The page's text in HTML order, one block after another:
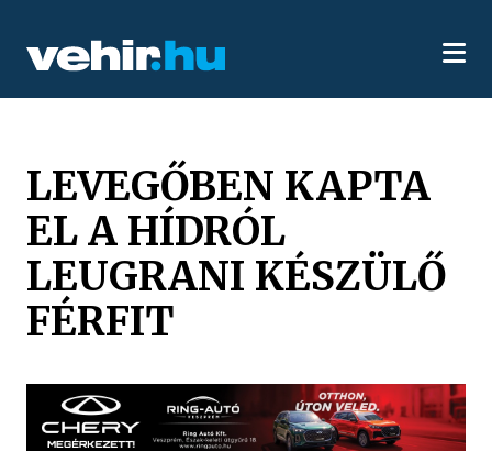
LEVEGŐBEN KAPTA
EL A HÍDRÓL
LEUGRANI KÉSZÜLŐ
FÉRFIT